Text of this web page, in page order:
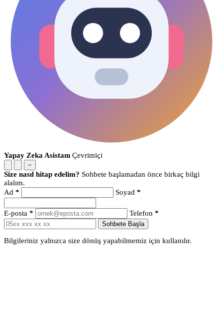
Yapay Zeka Asistanı Çevrimiçi
−
Size nasıl hitap edelim? Sohbete başlamadan önce birkaç bilgi
alalım.
Ad * Soyad *
E-posta * Telefon *
Sohbete Başla
Bilgileriniz yalnızca size dönüş yapabilmemiz için kullanılır.